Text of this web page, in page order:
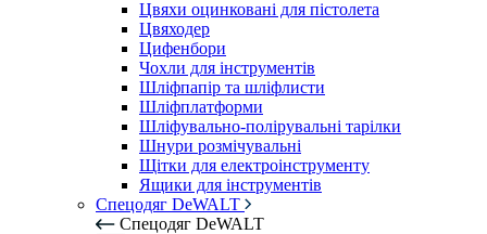
Цвяхи оцинковані для пістолета
Цвяходер
Цифенбори
Чохли для інструментів
Шліфпапір та шліфлисти
Шліфплатформи
Шліфувально-полірувальні тарілки
Шнури розмічувальні
Щітки для електроінструменту
Ящики для інструментів
Спецодяг DeWALT
Спецодяг DeWALT